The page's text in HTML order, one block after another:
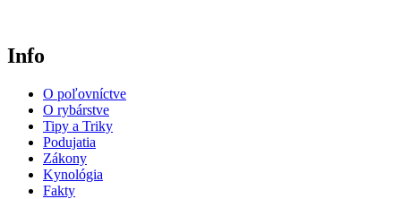
Info
O poľovníctve
O rybárstve
Tipy a Triky
Podujatia
Zákony
Kynológia
Fakty